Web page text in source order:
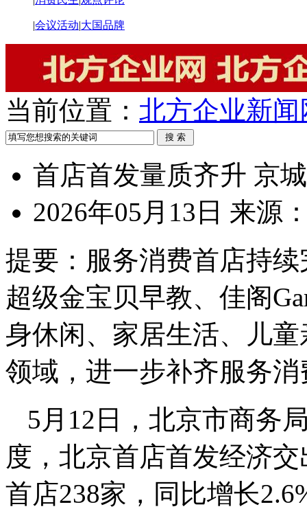
|会议活动|大国品牌
当前位置： 北方企业新闻
首店首发量质齐升 京
2026年05月13日 来源
提要： 服务消费首店持
超级金宝贝早教、佳阁
身休闲、家居生活、儿
领域，进一步补齐服务
5月12日，北京市商务
度，北京首店首发经济
首店238家，同比增长